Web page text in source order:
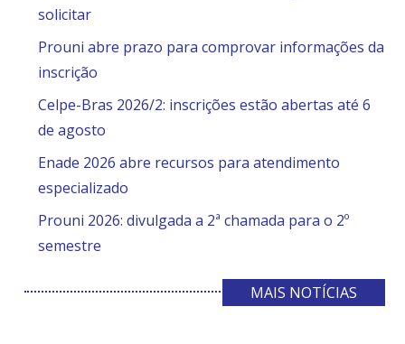
solicitar
Prouni abre prazo para comprovar informações da
inscrição
Celpe-Bras 2026/2: inscrições estão abertas até 6
de agosto
Enade 2026 abre recursos para atendimento
especializado
Prouni 2026: divulgada a 2ª chamada para o 2º
semestre
MAIS NOTÍCIAS